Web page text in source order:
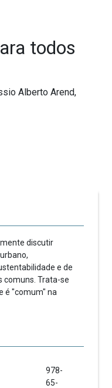
todos
Alberto Arend,
discutir
e de
comuns. Trata-se
é "comum" na
978-
65-